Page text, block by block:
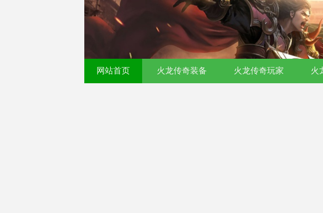
00ok传奇发布网-今日新开传奇私服-176复
网站首页 火龙传奇装备 火龙传奇玩家 火